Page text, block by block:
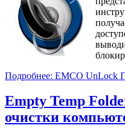
Подробнее: EMCO UnLock
Empty Temp
очистки